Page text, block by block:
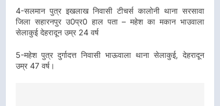
4-सलमान पुत्र इखलाख निवासी टीचर्स कालोनी थाना सरसावा
जिला सहारनपुर उ0प्र0 हाल पता – महेश का मकान भाउवाला
सेलाकुई देहरादून उम्र 24 वर्ष
5-महेश पुत्र दुर्गादत्त निवासी भाऊवाला थाना सेलाकुई, देहरादून
उम्र 47 वर्ष।